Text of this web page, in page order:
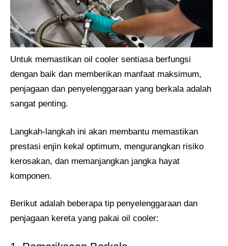
Untuk memastikan oil cooler sentiasa berfungsi
dengan baik dan memberikan manfaat maksimum,
penjagaan dan penyelenggaraan yang berkala adalah
sangat penting.
Langkah-langkah ini akan membantu memastikan
prestasi enjin kekal optimum, mengurangkan risiko
kerosakan, dan memanjangkan jangka hayat
komponen.
Berikut adalah beberapa tip penyelenggaraan dan
penjagaan kereta yang pakai oil cooler: